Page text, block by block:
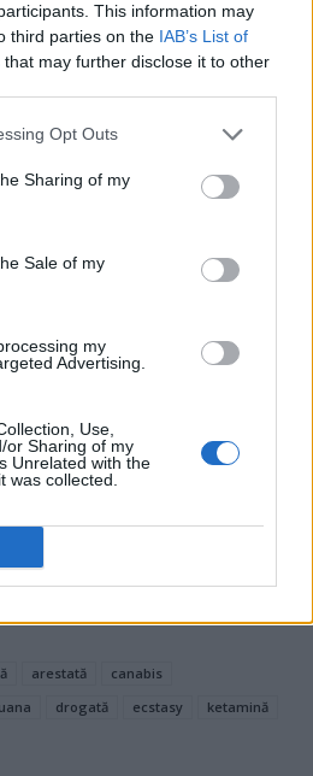
This information may
third parties on the IAB’s List of
that may further disclose it to other
Opt Outs
Sharing of my
Sale of my
my
Advertising.
Use,
or Sharing of my
Unrelated with the
was collected.
ziua lui Tucă: Geoană,
Conspiraționiști,
Chinei
Apariție-surpriză,
susținerea Kamalei Harris
să-și demoleze echipa,
prea jucat!
arestată
canabis
drogată ecstasy
ketamină